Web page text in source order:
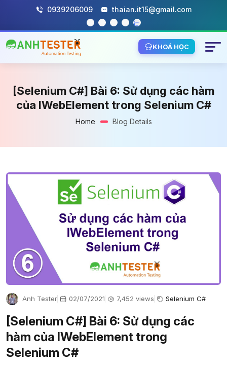
0939206009 thaian.it15@gmail.com
KHOÁ HỌC
[Selenium C#] Bài 6: Sử dụng các hàm
của IWebElement trong Selenium C#
Home Blog Details
Anh Tester 02/07/2021 7,452 views Selenium C#
[Selenium C#] Bài 6: Sử dụng các
hàm của IWebElement trong
Selenium C#